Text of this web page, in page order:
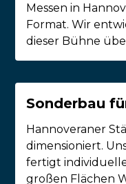
Messen in
Format. Wir
dieser Bühne
Sonderbau
Hannoveraner
dimensioniert.
fertigt
großen Flächen